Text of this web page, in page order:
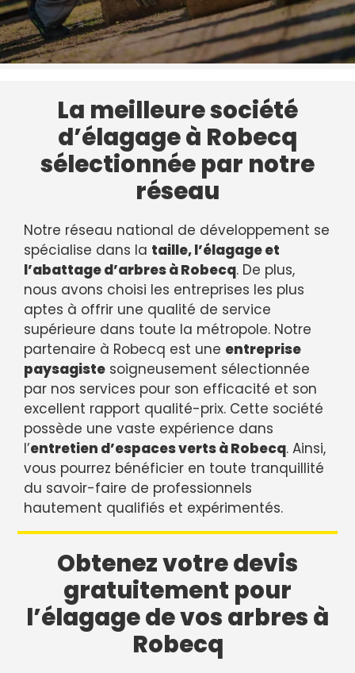
La meilleure société
d’élagage à Robecq
sélectionnée par notre
réseau
Notre réseau national de développement se
spécialise dans la taille, l’élagage et
l’abattage d’arbres à Robecq. De plus,
nous avons choisi les entreprises les plus
aptes à offrir une qualité de service
supérieure dans toute la métropole. Notre
partenaire à Robecq est une entreprise
paysagiste soigneusement sélectionnée
par nos services pour son efficacité et son
excellent rapport qualité-prix. Cette société
possède une vaste expérience dans
l’entretien d’espaces verts à Robecq. Ainsi,
vous pourrez bénéficier en toute tranquillité
du savoir-faire de professionnels
hautement qualifiés et expérimentés.
Obtenez votre devis
gratuitement pour
l’élagage de vos arbres à
Robecq